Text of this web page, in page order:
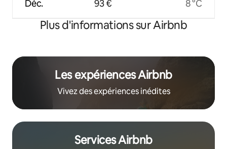
Déc. 93 € 8 °C
Plus d'informations sur Airbnb
Les expériences Airbnb
Vivez des expériences inédites
Services Airbnb